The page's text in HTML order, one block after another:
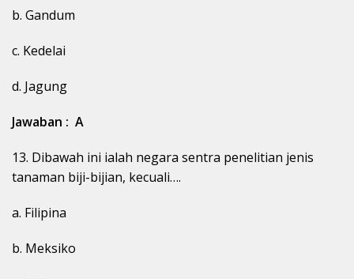
b. Gandum
c. Kedelai
d. Jagung
Jawaban : A
13. Dibawah ini ialah negara sentra penelitian jenis
tanaman biji-bijian, kecuali….
a. Filipina
b. Meksiko